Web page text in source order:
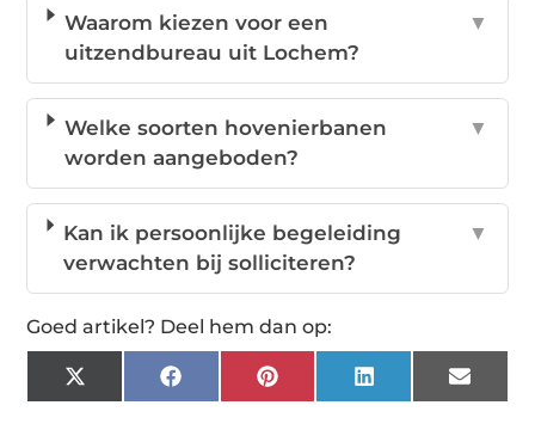
Waarom kiezen voor een
uitzendbureau uit Lochem?
▼
Welke soorten hovenierbanen
worden aangeboden?
▼
Kan ik persoonlijke begeleiding
verwachten bij solliciteren?
▼
Goed artikel? Deel hem dan op:
X
(Twitter)
FacebookPinterestLinkedInEmail